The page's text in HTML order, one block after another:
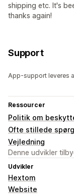
shipping etc. It's
thanks again!
Support
App-support leveres
Ressourcer
Politik om
Ofte stillede
Vejledning
Denne udvikler
Udvikler
Hextom
Website